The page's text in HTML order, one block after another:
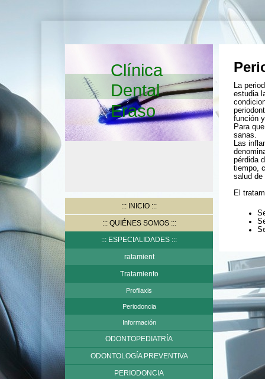
Clínica
Dental
Eraso
INICIO
QUIÉNES SOMOS
ESPECIALIDADES
ratamient
Tratamiento
Profilaxis
Periodoncia
Información
ODONTOPEDIATRÍA
ODONTOLOGÍA PREVENTIVA
PERIODONCIA
La
estudia
función
Para
sanas.
Las
pérdida
tiempo,
salud de
El